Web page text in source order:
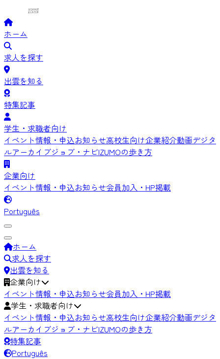
ホーム
求人を探す
出雲を知る
特集記事
学生・求職者向け
イベント情報・申込お知らせ高校生向け企業紹介動画デジタ
ルアーカイブジョブ・ナビIZUMOの歩き方
企業向け
イベント情報・申込お知らせ会員加入・HP掲載
Português
ホーム
求人を探す
出雲を知る
企業向け
イベント情報・申込お知らせ会員加入・HP掲載
学生・求職者向け
イベント情報・申込お知らせ高校生向け企業紹介動画デジタ
ルアーカイブジョブ・ナビIZUMOの歩き方
特集記事
Português